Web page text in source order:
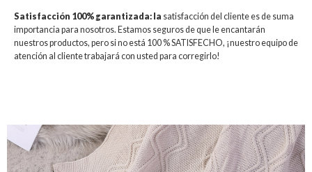
Satisfacción 100% garantizada: la satisfacción del cliente es de suma
importancia para nosotros. Estamos seguros de que le encantarán
nuestros productos, pero si no está 100 % SATISFECHO, ¡nuestro equipo de
atención al cliente trabajará con usted para corregirlo!